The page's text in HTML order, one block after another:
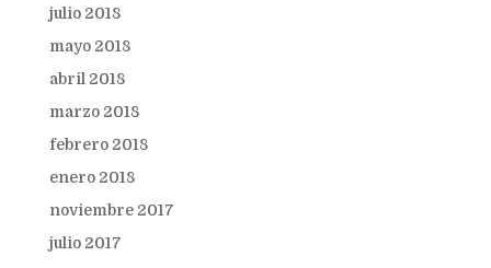
julio 2018
mayo 2018
abril 2018
marzo 2018
febrero 2018
enero 2018
noviembre 2017
julio 2017